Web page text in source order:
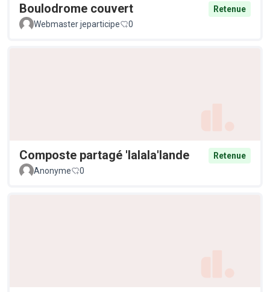
Boulodrome couvert
Retenue
Webmaster jeparticipe
0
Composte partagé 'lalala'lande
Retenue
Anonyme
0